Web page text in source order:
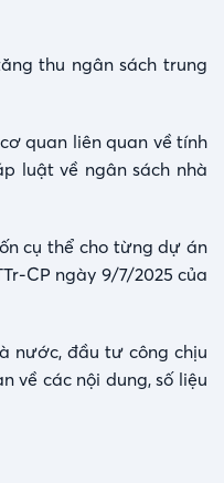
thu ngân sách trung
quan liên quan về tính
luật về ngân sách nhà
cụ thể cho từng dự án
CP ngày 9/7/2025 của
nước, đầu tư công chịu
về các nội dung, số liệu